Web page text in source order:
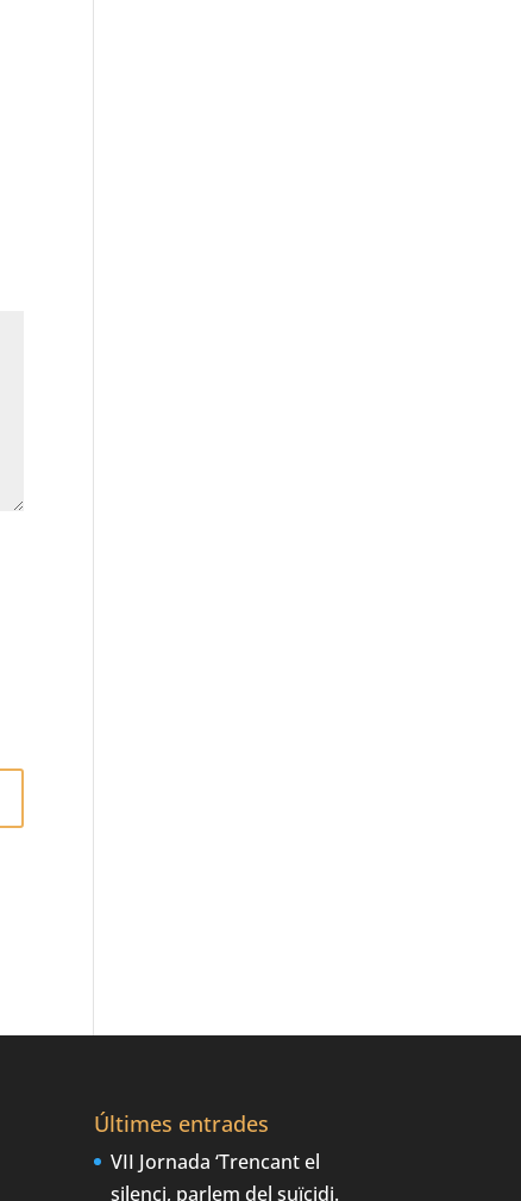
Últimes entrades
VII Jornada ‘Trencant el
silenci, parlem del suïcidi.